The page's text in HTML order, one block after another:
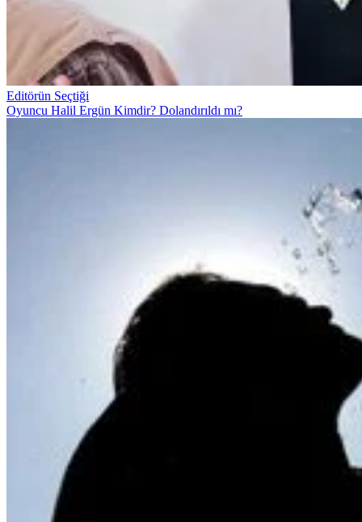
Editörün Seçtiği
Oyuncu Halil Ergün Kimdir? Dolandırıldı mı?